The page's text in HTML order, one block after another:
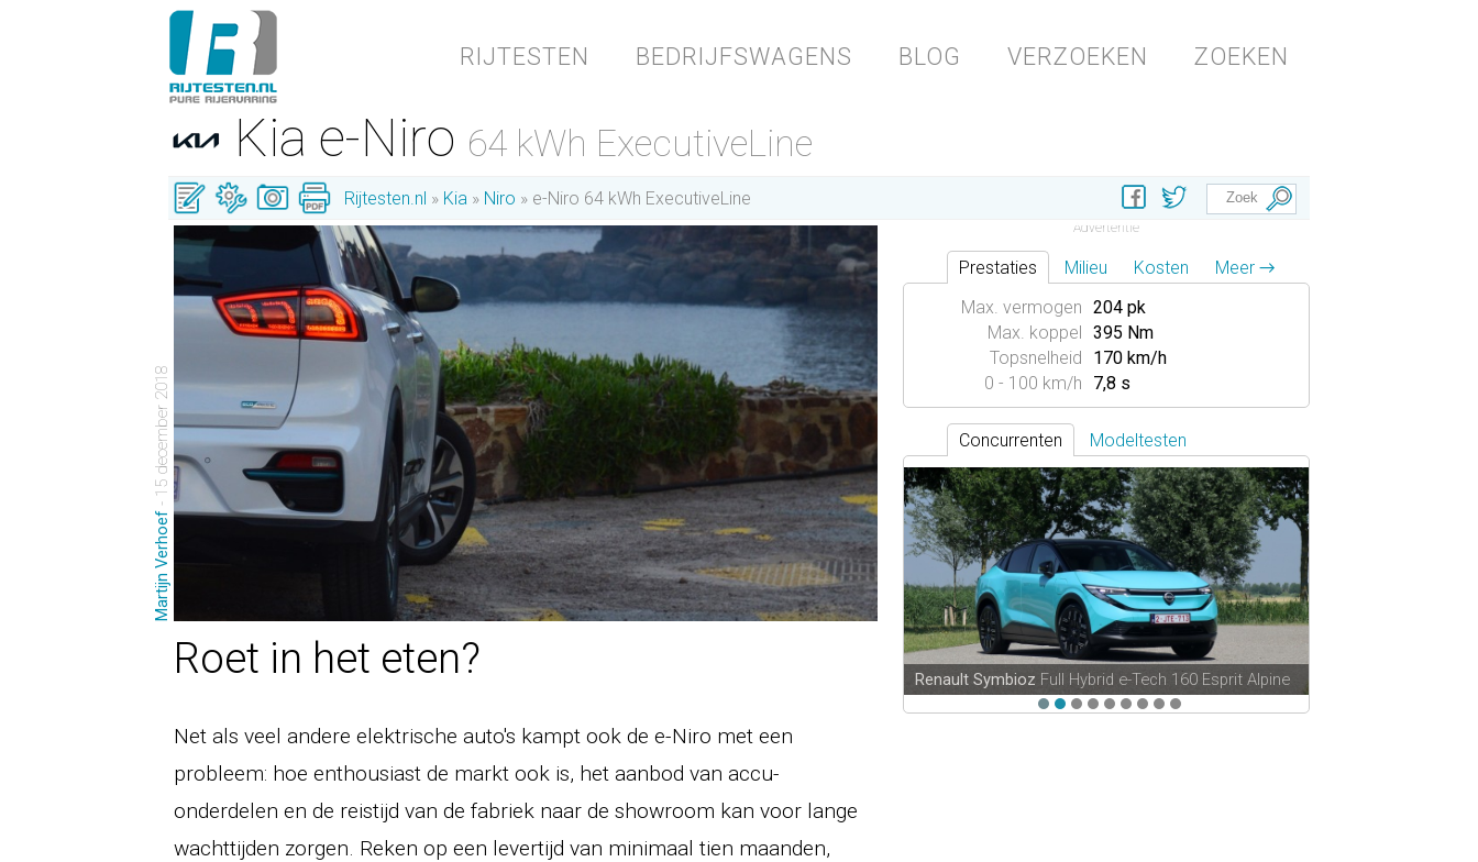
RIJTESTEN BEDRIJFSWAGENS BLOG VERZOEKEN ZOEKEN
Kia e-Niro 64 kWh ExecutiveLine
Rijtesten.nl Kia Niro e-Niro 64 kWh ExecutiveLine
Martijn Verhoef
- 15 december 2018
Roet in het eten?
Net als veel andere elektrische auto's kampt ook de e-Niro met een
probleem: hoe enthousiast de markt ook is, het aanbod van accu-
onderdelen en de reistijd van de fabriek naar de showroom kan voor lange
wachttijden zorgen. Reken op een levertijd van minimaal tien maanden,
Prestaties Milieu Kosten
Meer →
Max. vermogen 204 pk
Max. koppel 395 Nm
Topsnelheid
170 km/h
0 - 100 km/h
7,8 s
Concurrenten Modeltesten
Renault Symbioz Full Hybrid e-Tech 160 Esprit Alpine